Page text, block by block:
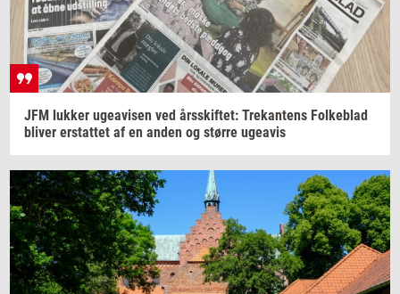
JFM luk­ker ugea­vi­sen ved års­skif­tet: Tre­kan­tens Fol­ke­blad
bli­ver er­stat­tet af en anden og stør­re ugea­vis